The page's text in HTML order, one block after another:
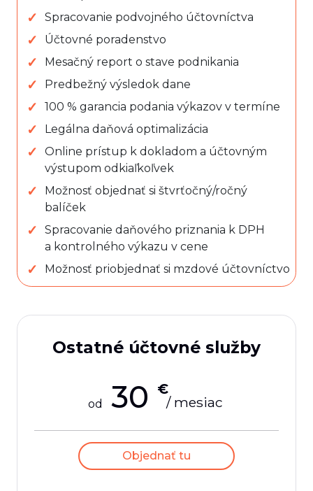
Spracovanie podvojného účtovníctva
Účtovné poradenstvo
Mesačný report o stave podnikania
Predbežný výsledok dane
100 % garancia podania výkazov v termíne
Legálna daňová optimalizácia
Online prístup k dokladom a účtovným
výstupom odkiaľkoľvek
Možnosť objednať si štvrťočný/ročný
balíček
Spracovanie daňového priznania k DPH
a kontrolného výkazu v cene
Možnosť priobjednať si mzdové účtovníctvo
Ostatné účtovné služby
od 30 €
/ mesiac
Objednať tu